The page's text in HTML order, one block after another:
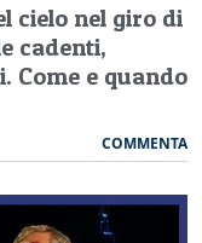
cielo nel giro di
cadenti,
Come e quando
COMMENTA